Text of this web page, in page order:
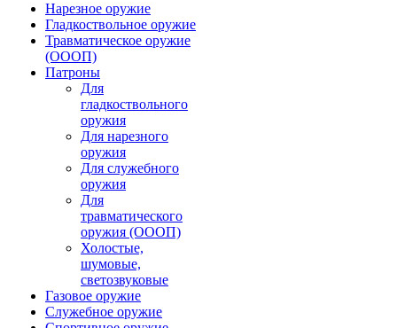
Нарезное оружие
Гладкоствольное оружие
Травматическое оружие
(ОООП)
Патроны
Для
гладкоствольного
оружия
Для нарезного
оружия
Для служебного
оружия
Для
травматического
оружия (ОООП)
Холостые,
шумовые,
светозвуковые
Газовое оружие
Служебное оружие